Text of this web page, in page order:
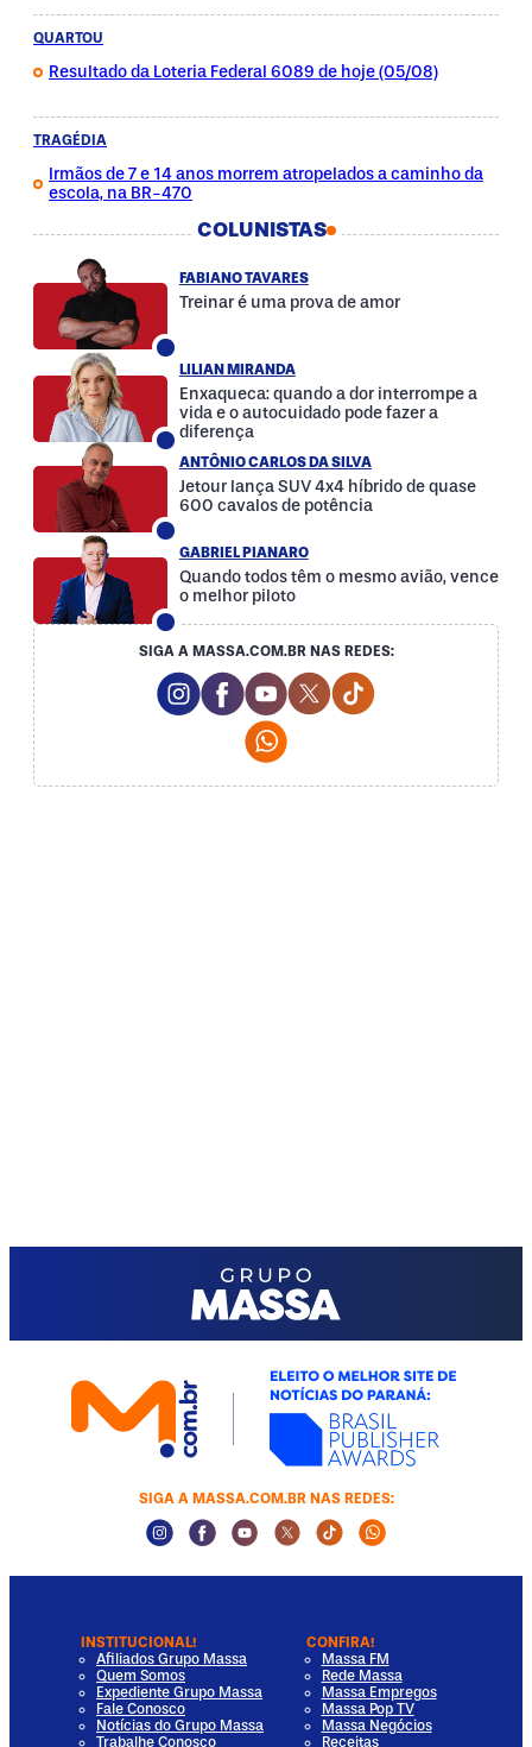
QUARTOU
Resultado da Loteria Federal 6089 de hoje (05/08)
TRAGÉDIA
Irmãos de 7 e 14 anos morrem atropelados a caminho da
escola, na BR-470
COLUNISTAS
FABIANO TAVARES
Treinar é uma prova de amor
LILIAN MIRANDA
Enxaqueca: quando a dor interrompe a
vida e o autocuidado pode fazer a
diferença
ANTÔNIO CARLOS DA SILVA
Jetour lança SUV 4x4 híbrido de quase
600 cavalos de potência
GABRIEL PIANARO
Quando todos têm o mesmo avião, vence
o melhor piloto
SIGA A MASSA.COM.BR NAS REDES:
Instagram Social Media
Facebook Social Media
Youtube Social Media
Twitter Social Media
Tiktok Social
SIGA A MASSA.COM.BR NAS REDES:
Instagram Social Media
Facebook Social Media
Youtube Social Media
Twitter Social Media
Tiktok Social Media
Whatsapp
INSTITUCIONAL!
Afiliados Grupo Massa
Quem Somos
Expediente Grupo Massa
Fale Conosco
Notícias do Grupo Massa
Trabalhe Conosco
CONFIRA!
Massa FM
Rede Massa
Massa Empregos
Massa Pop TV
Massa Negócios
Receitas